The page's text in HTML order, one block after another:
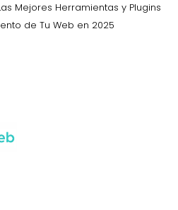
Mejores Herramientas y Plugins
de Tu Web en 2025